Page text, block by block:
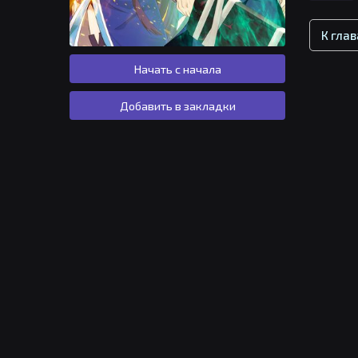
Начать с начала
Добавить в закладки
К